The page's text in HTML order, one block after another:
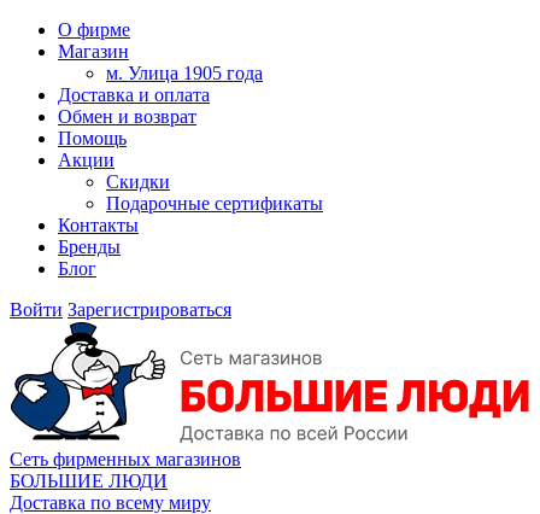
О фирме
Магазин
м. Улица 1905 года
Доставка и оплата
Обмен и возврат
Помощь
Акции
Скидки
Подарочные сертификаты
Контакты
Бренды
Блог
Войти Зарегистрироваться
Сеть фирменных магазинов
БОЛЬШИЕ ЛЮДИ
Доставка по всему миру